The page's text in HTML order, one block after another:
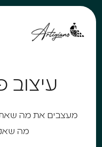
עיצוב
מעצבים את מה
מה